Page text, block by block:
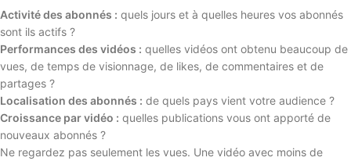
Activité des abonnés : quels jours et à quelles heures vos abonnés
sont ils actifs ?
Performances des vidéos : quelles vidéos ont obtenu beaucoup de
vues, de temps de visionnage, de likes, de commentaires et de
partages ?
Localisation des abonnés : de quels pays vient votre audience ?
Croissance par vidéo : quelles publications vous ont apporté de
nouveaux abonnés ?
Ne regardez pas seulement les vues. Une vidéo avec moins de